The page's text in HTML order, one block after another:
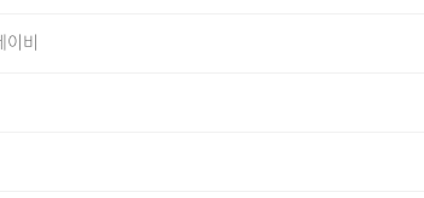
35% 혼방 원단을 사용했습니다. 수피마 코
비